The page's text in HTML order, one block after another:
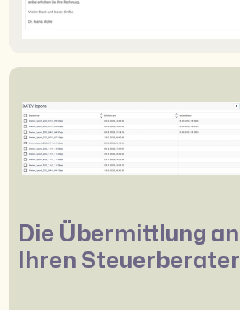
Die Übermittlung an
Ihren Steuerberater